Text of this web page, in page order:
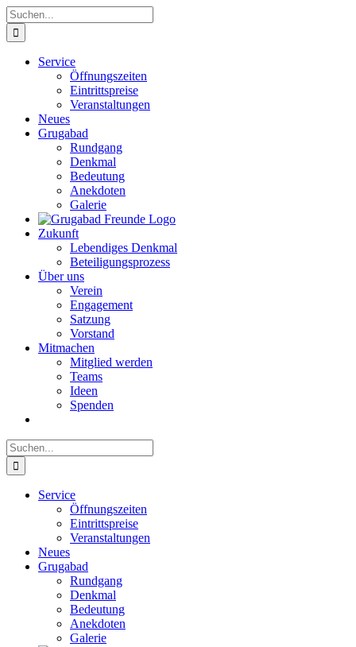
Zum
Inhalt
springen
Suche
nach:
Service
Öffnungszeiten
Eintrittspreise
Veranstaltungen
Neues
Grugabad
Rundgang
Denkmal
Bedeutung
Anekdoten
Galerie
Zukunft
Lebendiges Denkmal
Beteiligungsprozess
Über uns
Verein
Engagement
Satzung
Vorstand
Mitmachen
Mitglied werden
Teams
Ideen
Spenden
Suche
nach:
Service
Öffnungszeiten
Eintrittspreise
Veranstaltungen
Neues
Grugabad
Rundgang
Denkmal
Bedeutung
Anekdoten
Galerie